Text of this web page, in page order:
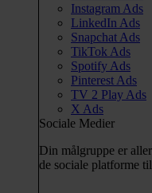
Instagram Ads
LinkedIn Ads
Snapchat Ads
TikTok Ads
Spotify Ads
Pinterest Ads
TV 2 Play Ads
X Ads
Sociale Medier
Din målgruppe er
de sociale platforme